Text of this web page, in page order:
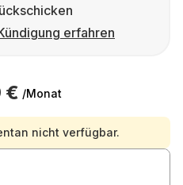
erfahren
€ /Monat
nicht verfügbar.